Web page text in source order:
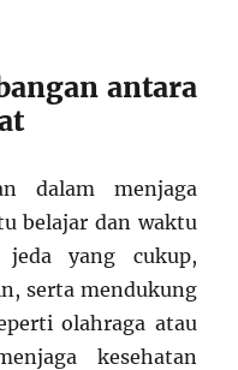
antara
dalam menjaga
belajar dan waktu
yang cukup,
serta mendukung
olahraga atau
kesehatan